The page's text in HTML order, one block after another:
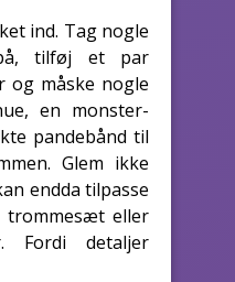
ind. Tag nogle
tilføj et par
og måske nogle
en monster-
pandebånd til
Glem ikke
endda tilpasse
trommesæt eller
Fordi detaljer